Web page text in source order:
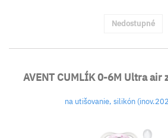
Nedostupné
AVENT CUMLÍK 0-6M Ultra air
na utišovanie, silikón